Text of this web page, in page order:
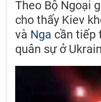
Theo Bộ Ngoại
cho thấy Kiev
và Nga cần tiếp
quân sự ở